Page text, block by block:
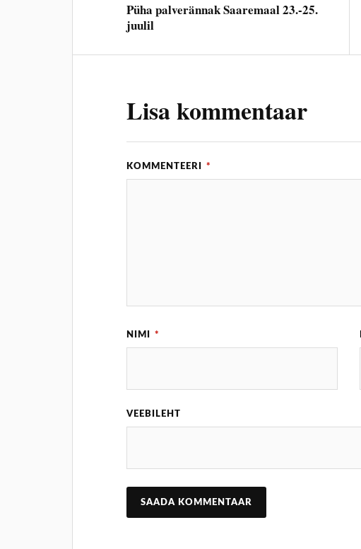
Püha palverännak Saaremaal 23.-25.
juulil
Lisa kommentaar
KOMMENTEERI *
NIMI *
VEEBILEHT